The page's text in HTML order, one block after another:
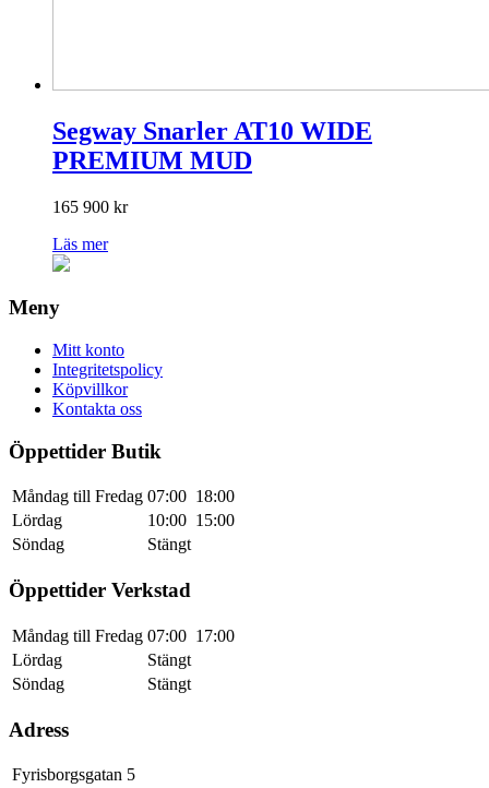
Segway Snarler AT10 WIDE
PREMIUM MUD
165 900 kr
Läs mer
Meny
Mitt konto
Integritetspolicy
Köpvillkor
Kontakta oss
Öppettider Butik
Måndag till Fredag 07:00 18:00
Lördag
10:00 15:00
Söndag
Stängt
Öppettider Verkstad
Måndag till Fredag 07:00 17:00
Lördag
Stängt
Söndag
Stängt
Adress
Fyrisborgsgatan 5